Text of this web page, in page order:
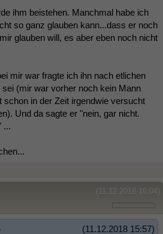
ihm beistehen. Manchmal habe ich
so ganz glauben kann...dass er noch
glauben will, es aber eben noch nicht
mir war fragte ich ihn nach etlichen
(mir war vorher noch kein Mann
schon in der Zeit irgendwie versucht
Und da sagte er "nein, gar nicht.
...
(11.12.2018 16:04)
(11.12.2018 15:57)